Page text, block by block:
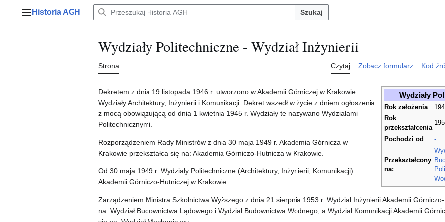
Menu główne
Historia AGH Szukaj
Wydziały Politechniczne - Wydział Inżynierii
Strona Czytaj Zobacz formularz Kod
Wydziały
Rok założenia
Rok
przekształcenia
Pochodzi od -
Przekształcony
na:
Dekretem z dnia 19 listopada 1946 r. utworzono w Akademii Górniczej w Krakowie
Wydziały Architektury, Inżynierii i Komunikacji. Dekret wszedł w życie z dniem ogłoszenia
z mocą obowiązującą od dnia 1 kwietnia 1945 r. Wydziały te nazywano Wydziałami
Politechnicznymi.
Rozporządzeniem Rady Ministrów z dnia 30 maja 1949 r. Akademia Górnicza w
Krakowie przekształca się na: Akademia Górniczo-Hutnicza w Krakowie.
Od 30 maja 1949 r. Wydziały Politechniczne (Architektury, Inżynierii, Komunikacji)
Akademii Górniczo-Hutniczej w Krakowie.
Zarządzeniem Ministra Szkolnictwa Wyższego z dnia 21 sierpnia 1953 r. Wydział Inżynierii Akademii
na: Wydział Budownictwa Lądowego i Wydział Budownictwa Wodnego, a Wydział Komunikacji Akademii